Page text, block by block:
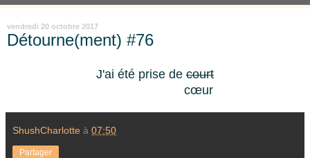
vendredi 20 octobre 2017
Détourne(ment) #76
J'ai été prise de court
cœur
ShushCharlotte à 07:50
Partager